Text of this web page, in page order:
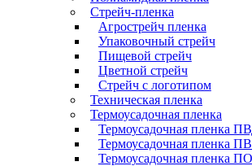
Стрейч-пленка
Агрострейч пленка
Упаковочный стрейч
Пищевой стрейч
Цветной стрейч
Стрейч с логотипом
Техническая пленка
Термоусадочная пленка
Термоусадочная пленка
Термоусадочная пленка
Термоусадочная пленка